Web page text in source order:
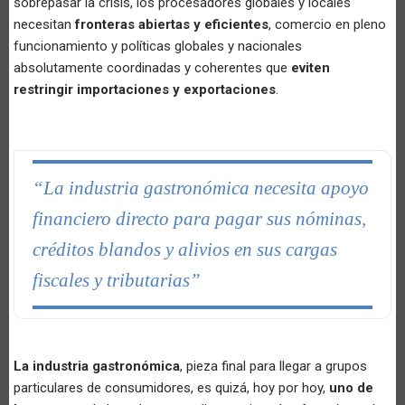
necesitanfronteras abiertas y eficientes, comercio en pleno
funcionamiento y políticas globales y nacionales
absolutamente coordinadas y coherentes que eviten
restringir importaciones y exportaciones.
“La industria gastronómica necesita apoyo
financiero directo para pagar sus nóminas,
créditos blandos y alivios en sus cargas
fiscales y tributarias”
La industria gastronómica, pieza final para llegar a grupos
particulares de consumidores, es quizá, hoy por hoy, uno de